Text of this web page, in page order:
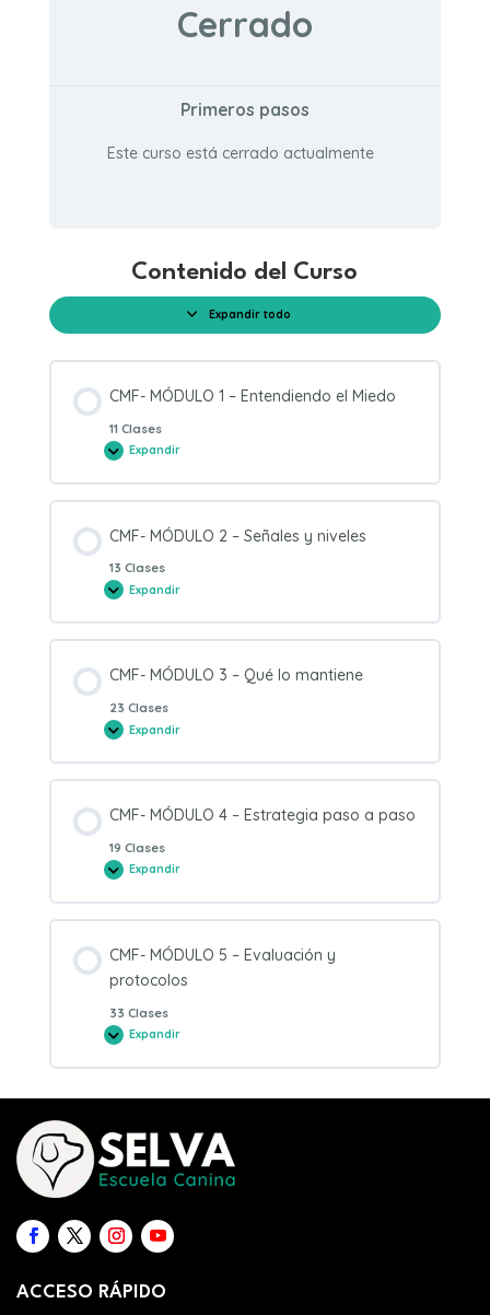
Cerrado
Primeros pasos
Este curso está cerrado actualmente
Contenido del Curso
Expandir todo
Módulos
CMF- MÓDULO 1 – Entendiendo el Miedo
11 Clases
Expandir
CMF-
1
–
el
Miedo
CMF- MÓDULO 2 – Señales y niveles
13 Clases
Expandir
CMF-
2
–
y
niveles
CMF- MÓDULO 3 – Qué lo mantiene
23 Clases
Expandir
CMF-
3
–
lo
mantiene
CMF- MÓDULO 4 – Estrategia paso a paso
19 Clases
Expandir
CMF-
4
–
paso
a
paso
CMF- MÓDULO 5 – Evaluación y
protocolos
33 Clases
Expandir
CMF-
5
Evaluación
ACCESO RÁPIDO